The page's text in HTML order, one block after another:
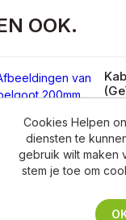
OOK.
aanvraag
Cookies Helpen
diensten te
gebruik wilt maken
stem je toe om